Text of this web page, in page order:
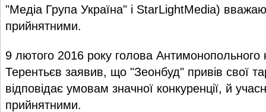
"Медіа Група Україна" і StarLightMedia)
прийнятними.
9 лютого 2016 року голова Антимонопольного
Терентьєв заявив, що "Зеонбуд" привів свої
відповідає умовам значної конкуренції, й
прийнятними.